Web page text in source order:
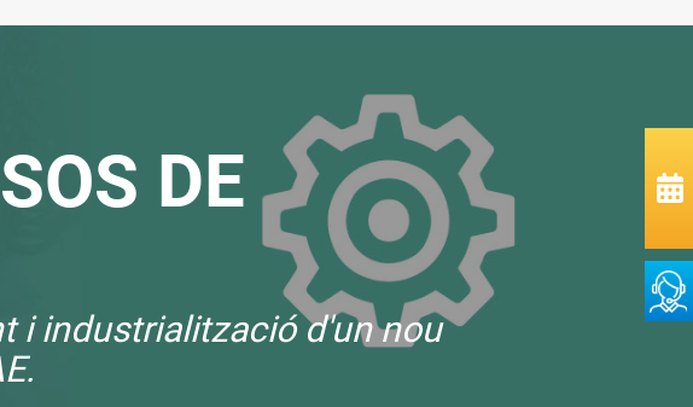
DE
i industrialització d'un nou